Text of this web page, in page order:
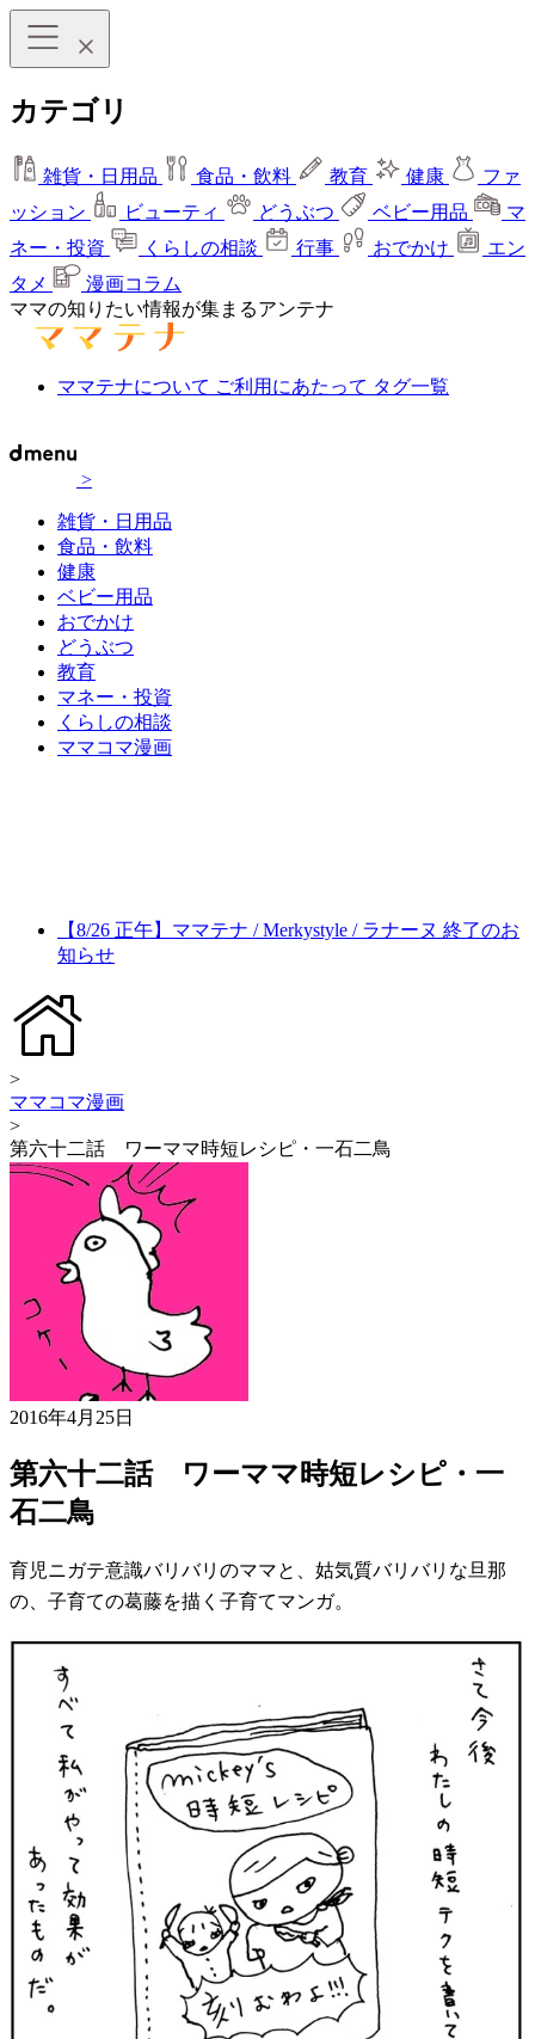
カテゴリ
雑貨・日用品 食品・飲料 教育 健康
ファ
ッション
ビューティ どうぶつ ベビー用品
マ
ネー・投資
くらしの相談 行事 おでかけ
エン
タメ
漫画コラム
ママの知りたい情報が集まるアンテナ
ママテナについて ご利用にあたって タグ一覧
>
雑貨・日用品
食品・飲料
健康
ベビー用品
おでかけ
どうぶつ
教育
マネー・投資
くらしの相談
ママコマ漫画
【8/26 正午】ママテナ / Merkystyle / ラナーヌ 終了のお
知らせ
>
ママコマ漫画
>
第六十二話 ワーママ時短レシピ・一石二鳥
2016年4月25日
第六十二話 ワーママ時短レシピ・一
石二鳥
育児ニガテ意識バリバリのママと、姑気質バリバリな旦那
の、子育ての葛藤を描く子育てマンガ。